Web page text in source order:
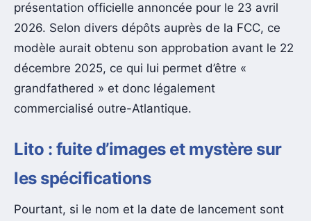
présentation officielle annoncée pour le 23 avril
2026. Selon divers dépôts auprès de la FCC, ce
modèle aurait obtenu son approbation avant le 22
décembre 2025, ce qui lui permet d’être «
grandfathered » et donc légalement
commercialisé outre-Atlantique.
Lito : fuite d’images et mystère sur
les spécifications
Pourtant, si le nom et la date de lancement sont